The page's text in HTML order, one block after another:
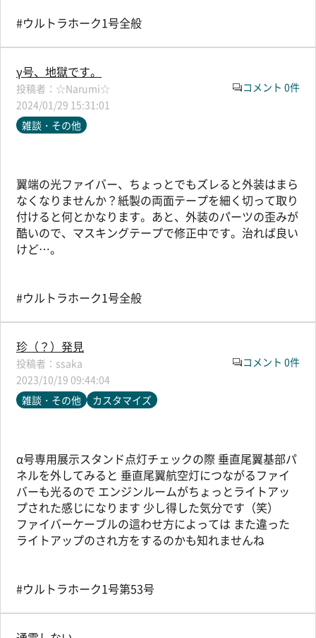
#ウルトラホーク1号全般
γ号、地獄です。
☆Narumi☆
2024/01/29 15:31:01
コメント 0件
雑談・その他
翼端の光ファイバー、ちょっとでもズレると外装はまら
なくなりませんか？紙製の両面テープを細く切って取り
付けると何とかなります。あと、外装のパーツの歪みが
酷いので、マスキングテープで修正中です。治れば良い
けど…。
#ウルトラホーク1号全般
珍（？）発見
ssaka
2023/10/19 09:44:04
コメント 0件
雑談・その他 カスタマイズ
α号専用展示スタンド点灯チェックの際 垂直尾翼基部パ
ネルを外してみると 垂直尾翼航空灯につながるファイ
バーも光るので エンジンルームがちょっとライトアッ
プされた感じになります 少し得した気分です（笑）
ファイバーケーブルの這わせ方によっては また違った
ライトアップのされ方をするのかも知れませんね
#ウルトラホーク1号第53号